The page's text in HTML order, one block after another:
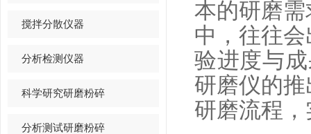
搅拌分散仪器
分析检测仪器
科学研究研磨粉碎
分析测试研磨粉碎
本的研磨
中，往往
验进度与
研磨仪的
研磨流程